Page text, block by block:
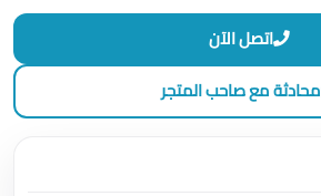
اتصل الآن
محادثة مع صاحب المتجر